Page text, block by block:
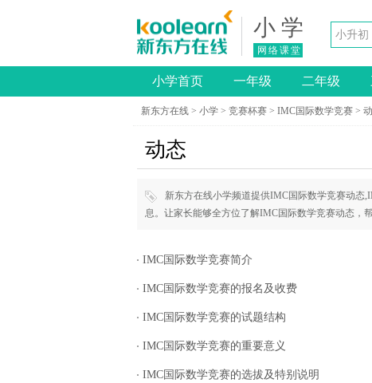
小 学
网络课堂
小学首页 一年级 二年级
新东方在线 > 小学 > 竞赛杯赛 > IMC国际数学竞赛 >
动态
新东方在线小学频道提供IMC国际数学竞赛动态
息。让家长能够全方位了解IMC国际数学竞赛动态，
IMC国际数学竞赛简介
IMC国际数学竞赛的报名及收费
IMC国际数学竞赛的试题结构
IMC国际数学竞赛的重要意义
IMC国际数学竞赛的选拔及特别说明